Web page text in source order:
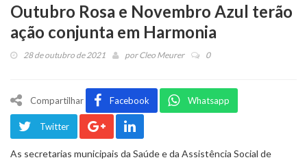
Outubro Rosa e Novembro Azul terão
ação conjunta em Harmonia
28 de outubro de 2021 porCleo Meurer 0
Compartilhar Facebook Whatsapp
Twitter
As secretarias municipais da Saúde e da Assistência Social de